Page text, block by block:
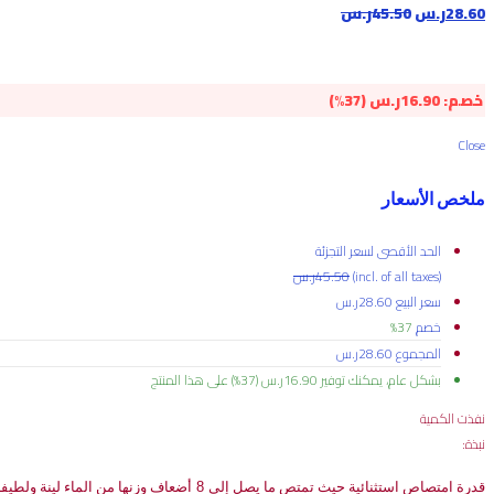
28.60ر.س45.50ر.س
خصم:16.90ر.س(37%)
Close
ملخص الأسعار
الحد الأقصى لسعر التجزئة
(incl. of all taxes)
45.50ر.س
سعر البيع28.60ر.س
خصم37%
المجموع28.60ر.س
بشكل عام، يمكنك توفير16.90ر.س(37%)
على هذا المنتج
نفذت الكمية
نبذة:
قدرة امتصاص استثنائية حيث تمتص ما يصل إلى أضعاف وزنها من الماء لينة